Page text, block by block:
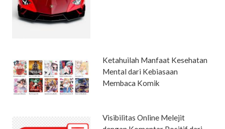
Ketahuilah Manfaat Kesehatan
Mental dari Kebiasaan
Membaca Komik
Visibilitas Online Melejit